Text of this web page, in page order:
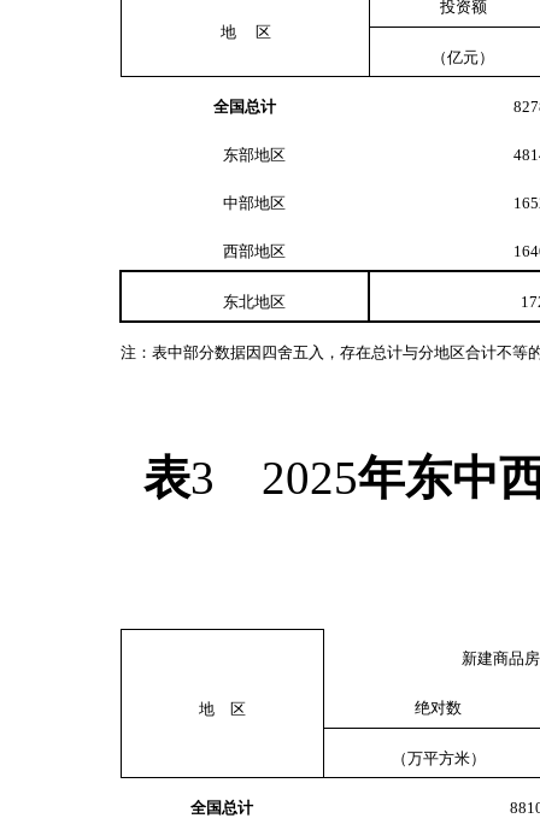
地 区
投资额
（亿元）
全国总计
东部地区
中部地区
西部地区
东北地区
注：表中部分数据因四舍五入，存在总计与分地区合计不等
表3 2025年东中
地 区
新建商品
绝对数
（万平方米）
全国总计